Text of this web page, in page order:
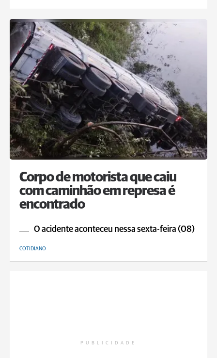
Corpo de motorista que caiu
com caminhão em represa é
encontrado
O acidente aconteceu nessa sexta-feira (08)
COTIDIANO
PUBLICIDADE